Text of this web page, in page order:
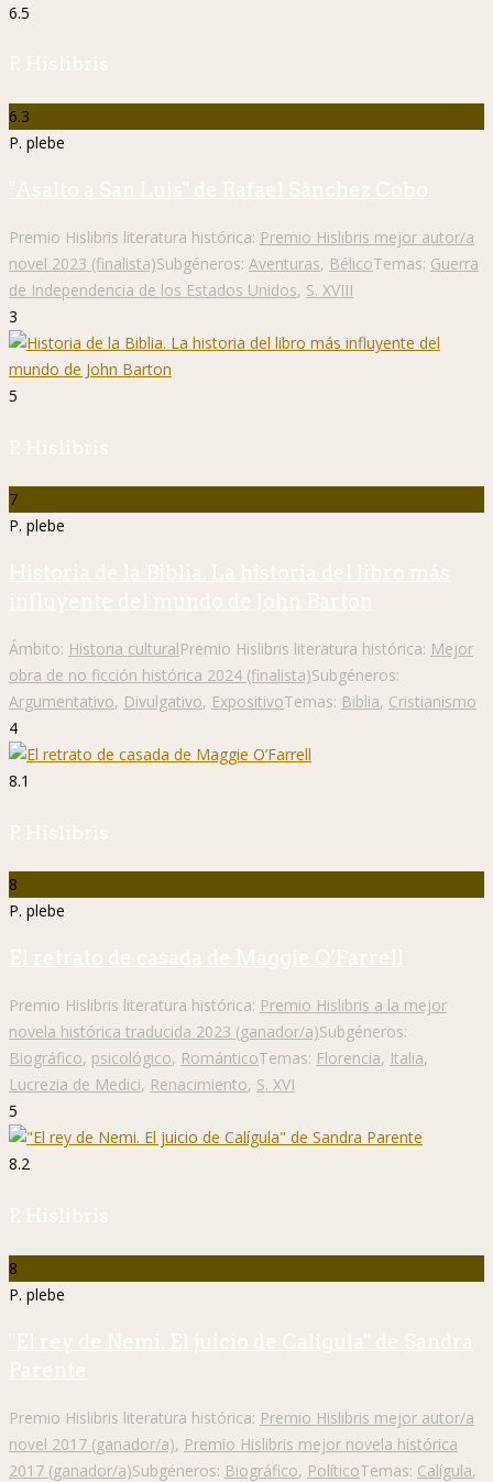
6.5
P. Hislibris
6.3
P. plebe
"Asalto a San Luis" de Rafael Sánchez Cobo
Premio Hislibris literatura histórica: Premio Hislibris mejor autor/a
novel 2023 (finalista)Subgéneros: Aventuras, BélicoTemas: Guerra
de Independencia de los Estados Unidos, S. XVIII
3
5
P. Hislibris
7
P. plebe
Historia de la Biblia. La historia del libro más
influyente del mundo de John Barton
Ámbito: Historia culturalPremio Hislibris literatura histórica: Mejor
obra de no ficción histórica 2024 (finalista)Subgéneros:
Argumentativo, Divulgativo, ExpositivoTemas: Biblia, Cristianismo
4
8.1
P. Hislibris
8
P. plebe
El retrato de casada de Maggie O’Farrell
Premio Hislibris literatura histórica: Premio Hislibris a la mejor
novela histórica traducida 2023 (ganador/a)Subgéneros:
Biográfico, psicológico, RománticoTemas: Florencia, Italia,
Lucrezia de Medici, Renacimiento, S. XVI
5
8.2
P. Hislibris
8
P. plebe
"El rey de Nemi. El juicio de Calígula" de Sandra
Parente
Premio Hislibris literatura histórica: Premio Hislibris mejor autor/a
novel 2017 (ganador/a), Premio Hislibris mejor novela histórica
2017 (ganador/a)Subgéneros: Biográfico, PolíticoTemas: Calígula,